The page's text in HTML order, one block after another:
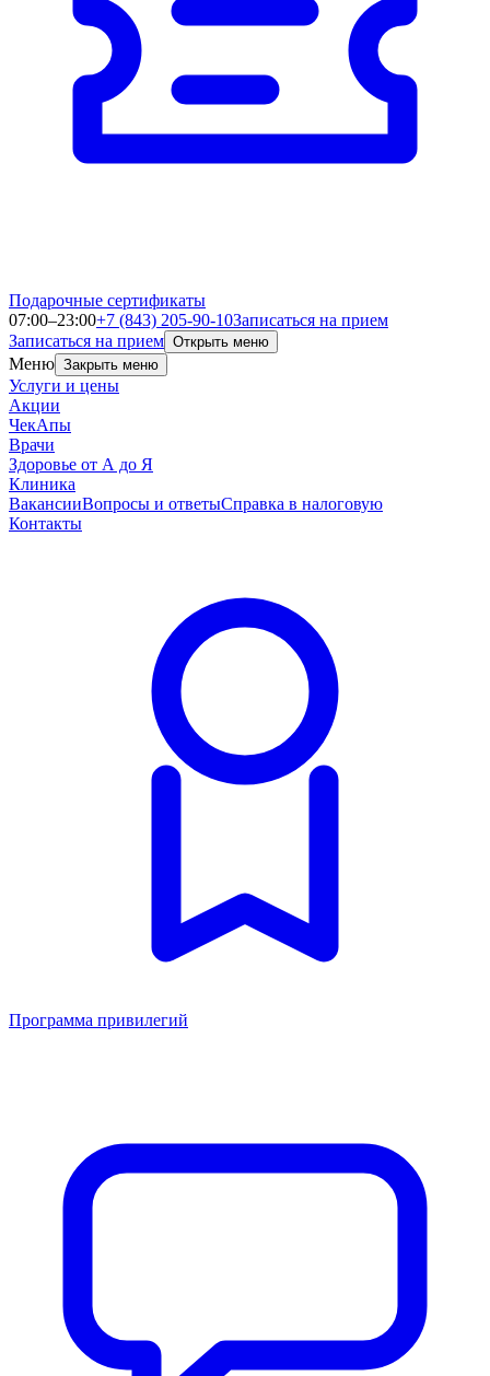
Подарочные сертификаты
07:00–23:00+7 (843) 205-90-10Записаться на прием
Записаться на прием Открыть меню
Меню Закрыть меню
Услуги и цены
Акции
ЧекАпы
Врачи
Здоровье от А до Я
Клиника
ВакансииВопросы и ответыСправка в налоговую
Контакты
Программа привилегий